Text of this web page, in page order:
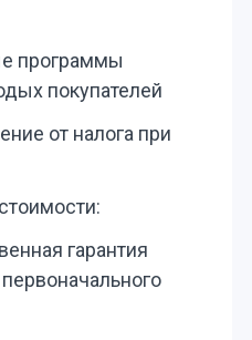
программы
покупателей
от налога при
гарантия